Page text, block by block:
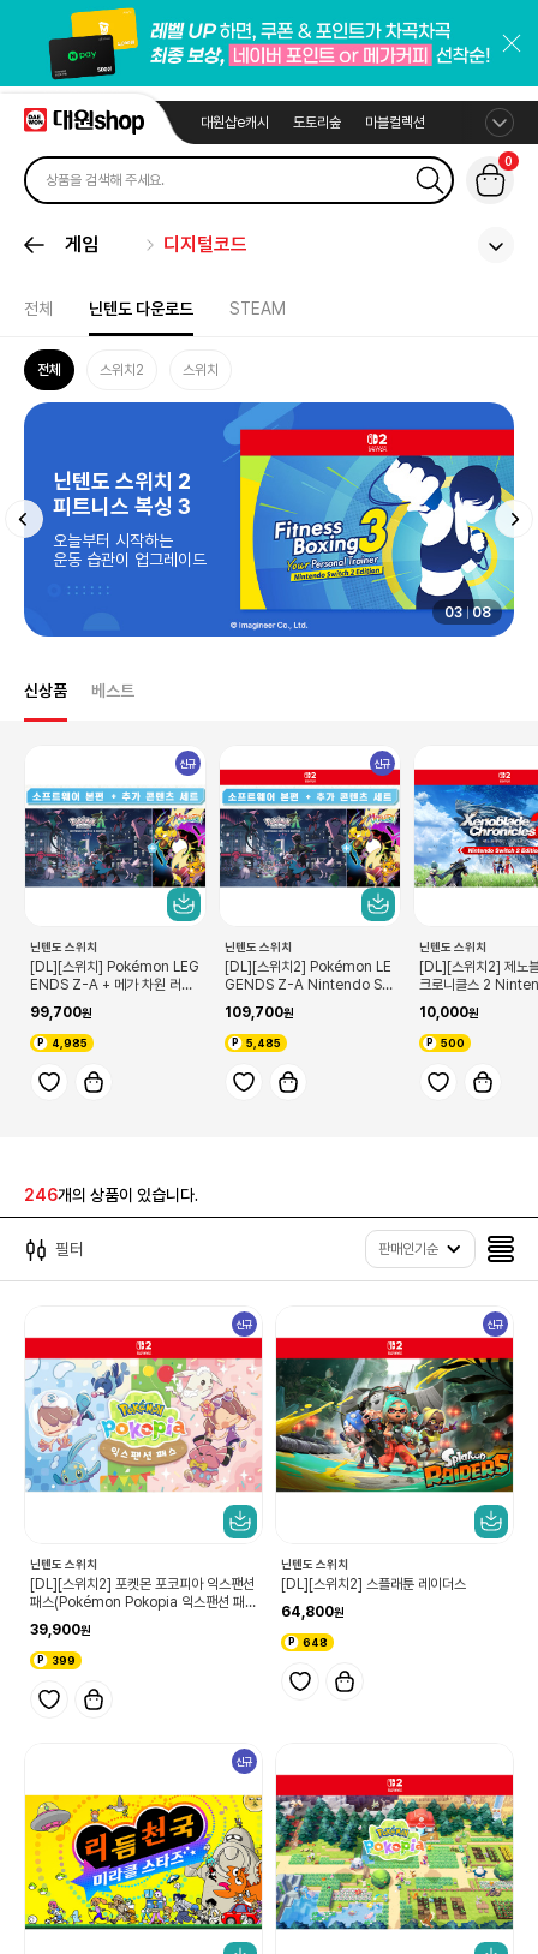
대원샵e캐시 도토리숲 마블컬렉션
0
게임 디지털코드
전체 닌텐도 다운로드 STEAM
전체 스위치2 스위치
닌텐도 스위치 2
피트니스 복싱 3
오늘부터 시작하는
운동 습관이 업그레이드
03 08
신상품 베스트
신규
닌텐도 스위치
[DL][스위치] Pokémon LEG
ENDS Z-A + 메가 차원 러시
99,700
4,985
신규
닌텐도 스위치
[DL][스위치2] Pokémon LE
GENDS Z-A Nintendo Sw
시 세트
109,700
5,485
닌텐도 스위치
[DL][스위치2] 제노
크로니클스 2
10,000
500
246개의 상품이 있습니다.
필터 판매인기순
신규
닌텐도 스위치
[DL][스위치2] 포켓몬 포코피아 익스팬션
패스(Pokémon Pokopia 익스팬션 패
39,900
399
신규
닌텐도 스위치
[DL][스위치2] 스플래툰 레이더스
64,800
648
신규